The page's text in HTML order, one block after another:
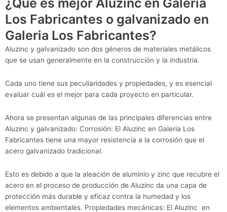
Los Fabricantes o galvanizado en
Galeria Los Fabricantes?
Aluzinc y galvanizado son dos géneros de materiales metálicos
que se usan generalmente en la construcción y la industria.
Cada uno tiene sus peculiaridades y propiedades, y es esencial
evaluar cuál es el mejor para cada proyecto en particular.
Ahora se presentan algunas de las principales diferencias entre
Aluzinc y galvanizado: Corrosión: El Aluzinc en Galeria Los
Fabricantes tiene una mayor resistencia a la corrosión que el
acero galvanizado tradicional.
Esto es debido a que la aleación de aluminio y zinc que recubre el
acero en el proceso de producción de Aluzinc da una capa de
protección más durable y eficaz contra la humedad y los
elementos ambientales. Propiedades mecánicas: El Aluzinc en